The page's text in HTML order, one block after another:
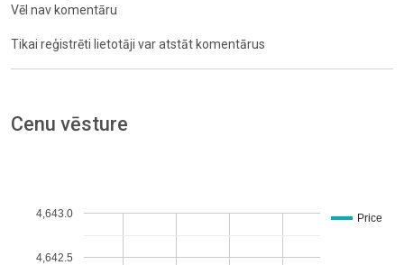
Vēl nav komentāru
Tikai reģistrēti lietotāji var atstāt komentārus
Cenu vēsture
Price
4,642.5
4,643.0